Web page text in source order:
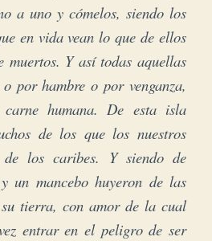
a uno y cómelos, siendo los
en vida vean lo que de ellos
muertos. Y así todas aquellas
por hambre o por venganza,
humana. De esta isla
de los que los nuestros
los caribes. Y siendo de
un mancebo huyeron de las
tierra, con amor de la cual
entrar en el peligro de ser